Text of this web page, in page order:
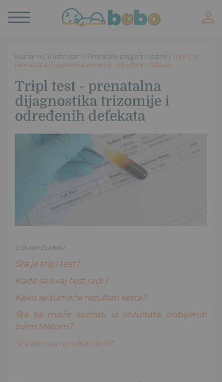
Toggle
navigation
Naslovna / Trudna sam / Prenatalni pregledi i testovi / Tripl test -
prenatalna dijagnostika trizomije i određenih defekata
Tripl test - prenatalna
dijagnostika trizomije i
određenih defekata
U OVOM ČLANKU:
Šta je tripl test?
Kada se ovaj test radi?
Kako se tumače rezultati testa?
Šta se može saznati iz rezultata dobijenih
ovim testom?
Šta ako su rezultati loši?